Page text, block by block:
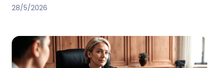
28/5/2026